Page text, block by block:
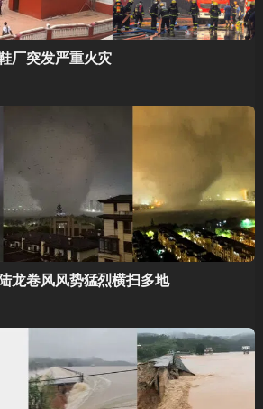
厂突发严重火灾
龙卷风风势猛烈横扫多地